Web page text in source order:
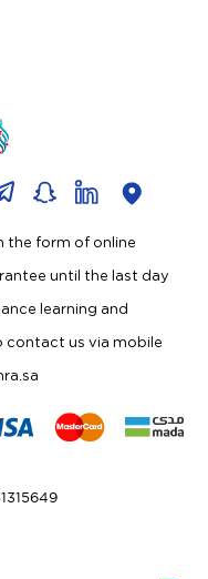
the form of online
until the last day
learning and
contact us via mobile